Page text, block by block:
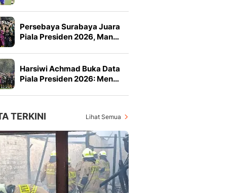
Persebaya Surabaya Juara
Piala Presiden 2026, Man…
Harsiwi Achmad Buka Data
Piala Presiden 2026: Men…
TERKINI Lihat Semua